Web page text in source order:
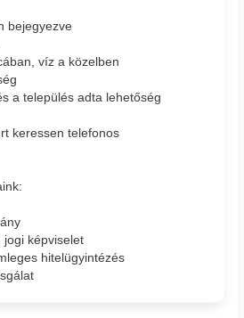
bejegyezve
víz a közelben
a település adta lehetőség
keressen telefonos
jogi képviselet
hitelügyintézés